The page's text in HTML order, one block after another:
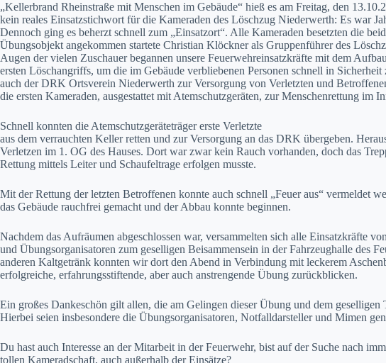
„Kellerbrand Rheinstraße mit Menschen im Gebäude“ hieß es am Freitag, den
kein reales Einsatzstichwort für die Kameraden des Löschzug Niederwerth: Es war
Dennoch ging es beherzt schnell zum „Einsatzort“. Alle Kameraden besetzten die
Übungsobjekt angekommen startete Christian Klöckner als Gruppenführer des
Augen der vielen Zuschauer begannen unsere Feuerwehreinsatzkräfte mit dem
ersten Löschangriffs, um die im Gebäude verbliebenen Personen schnell in
auch der DRK Ortsverein Niederwerth zur Versorgung von Verletzten und
die ersten Kameraden, ausgestattet mit Atemschutzgeräten, zur Menschenrettung im
Schnell konnten die Atemschutzgeräteträger erste Verletzte
aus dem verrauchten Keller retten und zur Versorgung an das DRK übergeben.
Verletzen im 1. OG des Hauses. Dort war zwar kein Rauch vorhanden, doch das
Rettung mittels Leiter und Schaufeltrage erfolgen musste.
Mit der Rettung der letzten Betroffenen konnte auch schnell „Feuer aus“ vermeldet
das Gebäude rauchfrei gemacht und der Abbau konnte beginnen.
Nachdem das Aufräumen abgeschlossen war, versammelten sich alle Einsatzkräfte
und Übungsorganisatoren zum geselligen Beisammensein in der Fahrzeughalle des
anderen Kaltgetränk konnten wir dort den Abend in Verbindung mit leckerem
erfolgreiche, erfahrungsstiftende, aber auch anstrengende Übung zurückblicken.
Ein großes Dankeschön gilt allen, die am Gelingen dieser Übung und dem
Hierbei seien insbesondere die Übungsorganisatoren, Notfalldarsteller und Mimen
Du hast auch Interesse an der Mitarbeit in der Feuerwehr, bist auf der Suche nach
tollen Kameradschaft, auch außerhalb der Einsätze?